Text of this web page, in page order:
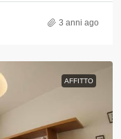
3 anni ago
AFFITTO